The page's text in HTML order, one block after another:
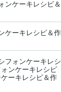
ンケーキレシピ＆
ケーキレシピ＆作
フォンケーキレシ
ンケーキレシピ
ーキレシピ＆作